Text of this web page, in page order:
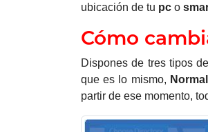
ubicación de tu pc o
Cómo
Dispones de tres tipos
que es lo mismo, Normal
partir de ese momento,